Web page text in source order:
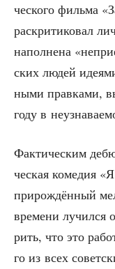
че­ско­го филь­ма
рас­кри­ти­ко­вал
напол­не­на
ских людей
ны­ми прав­ка­ми,
году в
Фак­ти­че­ским
че­ская коме­дия
при­рож­дён­ный
вре­ме­ни лучил­ся
рить, что это
го из всех